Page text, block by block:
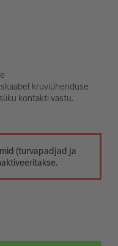
kruviühenduse
kontakti vastu.
(turvapadjad ja